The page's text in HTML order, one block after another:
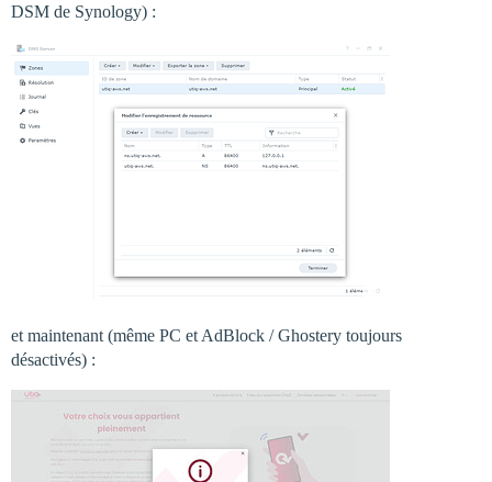
DSM de Synology) :
et maintenant (même PC et AdBlock / Ghostery toujours
désactivés) :